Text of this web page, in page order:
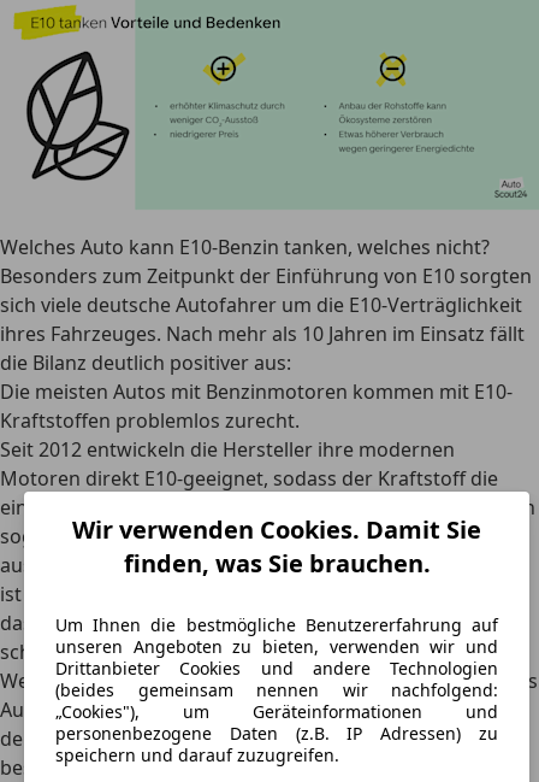
Wir verwenden Cookies. Damit Sie
finden, was Sie brauchen.
Um Ihnen die bestmögliche Benutzererfahrung auf
unseren Angeboten zu bieten, verwenden wir und
Drittanbieter Cookies und andere Technologien
(beides gemeinsam nennen wir nachfolgend:
„Cookies"), um Geräteinformationen und
personenbezogene Daten (z.B. IP Adressen) zu
speichern und darauf zuzugreifen.
Welches Auto kann E10-Benzin tanken, welches nicht?
Besonders zum Zeitpunkt der Einführung von E10 sorgten
sich viele deutsche Autofahrer um die E10-Verträglichkeit
ihres Fahrzeuges. Nach mehr als 10 Jahren im Einsatz fällt
die Bilanz deutlich positiver aus:
Die meisten Autos mit Benzinmotoren kommen mit E10-
Kraftstoffen problemlos zurecht.
Seit 2012 entwickeln die Hersteller ihre modernen
Motoren direkt E10-geeignet, sodass der Kraftstoff die
einzelnen Bauteile nicht angreift. Manche Hersteller gehen
sogar noch weiter und empfehlen den E10-Kraftstoff
ausdrücklich für bestimmte Modelle. Bei älteren Modellen
ist es jedoch oft nicht ganz so leicht. Hier ist es möglich,
dass das Bioethanol verschiedene Bauteile auf Dauer
schädigt.
Wer sich nicht sicher ist, ob sein nicht mehr ganz so junges
Auto den E10-Sprit verträgt, erhält in derpdf-Broschüre
der Deutschen Automobil Treuhand GmbH (DAT) einen
besseren Überblick.